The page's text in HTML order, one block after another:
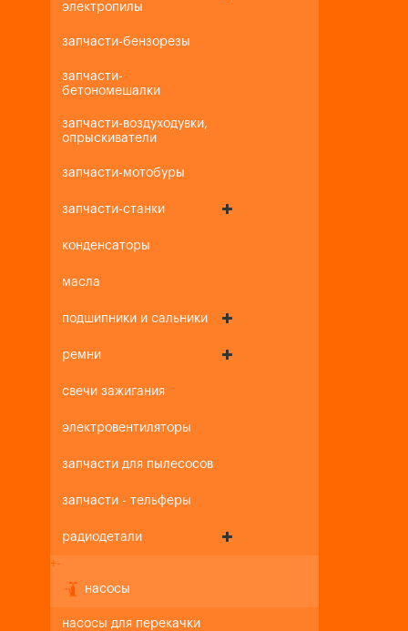
электропилы
запчасти-бензорезы
запчасти-
бетономешалки
запчасти-воздуходувки,
опрыскиватели
запчасти-мотобуры
запчасти-станки
конденсаторы
масла
подшипники и сальники
ремни
свечи зажигания
электровентиляторы
запчасти для пылесосов
запчасти - тельферы
радиодетали
+-
насосы
насосы для перекачки